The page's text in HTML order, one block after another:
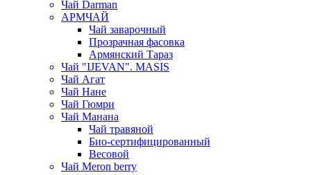
Чай Darman
АРМЧАЙ
Чай заварочный
Прозрачная фасовка
Армянский Тараз
Чай "IJEVAN". MASIS
Чай Агат
Чай Нане
Чай Гюмри
Чай Манана
Чай травяной
Био-сертифицированный
Весовой
Чай Meron berry